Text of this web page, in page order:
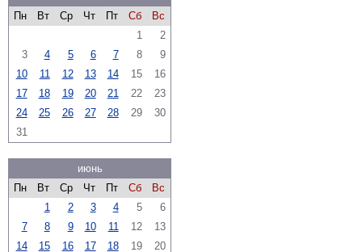
Пн
Вт Ср Чт Пт Сб
Вс
1
2
3
4 5 6 7 8
9
10
11 12 13 14 15
16
17
18 19 20 21 22
23
24
25 26 27 28 29
30
31
июнь
Пн
Вт Ср Чт Пт Сб
Вс
1
2 3 4 5
6
7
8 9 10 11 12
13
14
15 16 17 18 19
20